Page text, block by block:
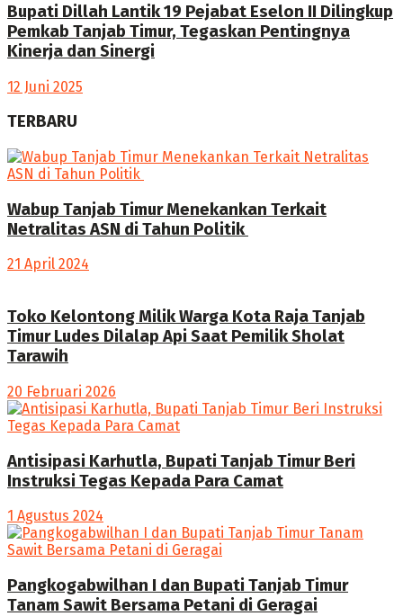
Bupati Dillah Lantik 19 Pejabat Eselon II Dilingkup
Pemkab Tanjab Timur, Tegaskan Pentingnya
Kinerja dan Sinergi
12 Juni 2025
TERBARU
Wabup Tanjab Timur Menekankan Terkait
Netralitas ASN di Tahun Politik
21 April 2024
Toko Kelontong Milik Warga Kota Raja Tanjab
Timur Ludes Dilalap Api Saat Pemilik Sholat
Tarawih
20 Februari 2026
Antisipasi Karhutla, Bupati Tanjab Timur Beri
Instruksi Tegas Kepada Para Camat
1 Agustus 2024
Pangkogabwilhan I dan Bupati Tanjab Timur
Tanam Sawit Bersama Petani di Geragai